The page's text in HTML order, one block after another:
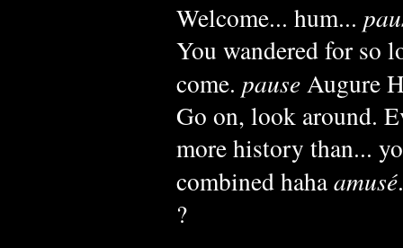
Welcome... hum...
You wandered for so
come. pauseAugure
Go on, look around.
more history than...
combined hahaamusé
?